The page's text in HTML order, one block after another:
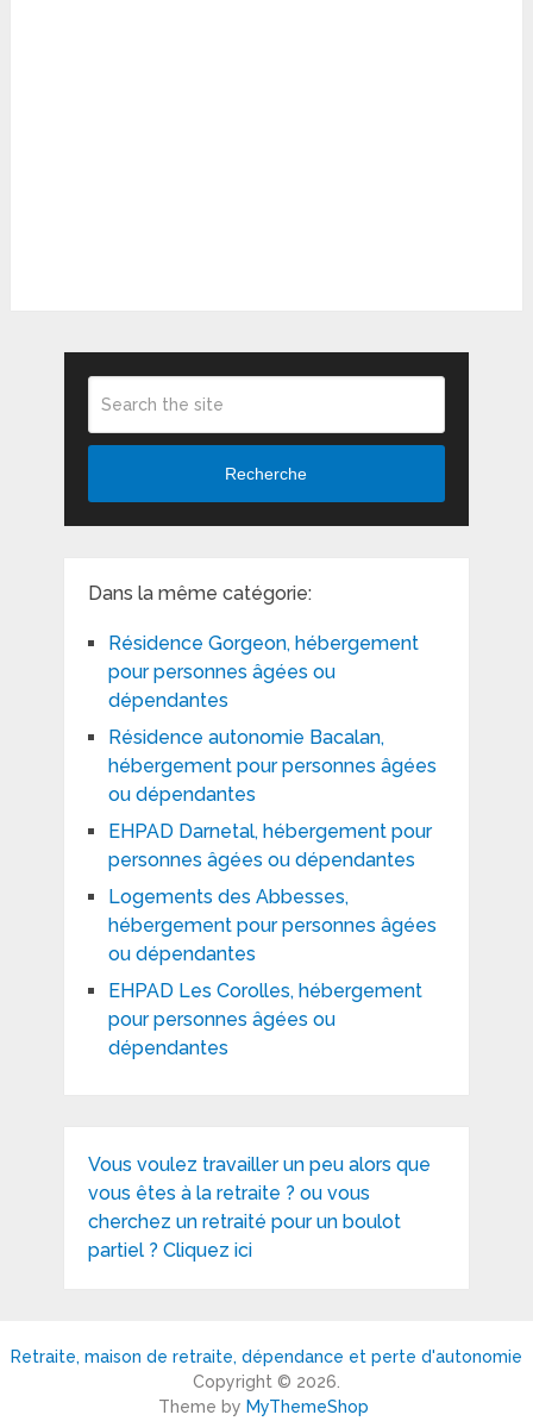
Recherche
Dans la même catégorie:
Résidence Gorgeon, hébergement
pour personnes âgées ou
dépendantes
Résidence autonomie Bacalan,
hébergement pour personnes âgées
ou dépendantes
EHPAD Darnetal, hébergement pour
personnes âgées ou dépendantes
Logements des Abbesses,
hébergement pour personnes âgées
ou dépendantes
EHPAD Les Corolles, hébergement
pour personnes âgées ou
dépendantes
Vous voulez travailler un peu alors que
vous êtes à la retraite ? ou vous
cherchez un retraité pour un boulot
partiel ? Cliquez ici
Retraite, maison de retraite, dépendance et perte d'autonomie
Copyright © 2026.
Theme byMyThemeShop